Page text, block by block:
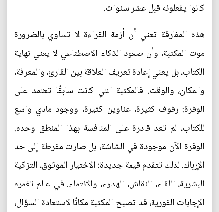
كانوا يفعلونه قبل عشر سنوات.
هذه المفارقة تعني أن أزمة القراءة لا تساوي بالضرورة
موت المكتبة، وأن صعود الذكاء الاصطناعي لا يعني نهاية
الكتاب، بل يعني إعادة تعريف العلاقة بين القارئ، والمعرفة،
والمكان، والوقت. فالمكتبة التي كانت سابقًا تعتمد على
الوفرة: رفوف كثيرة، عناوين كثيرة، ووجود مادي واسع
للكتاب، لم تعد قادرة على المنافسة بهذا المنطق وحده.
الوفرة الآن موجودة في الشاشة، بل صارت مفرطة إلى حد
الإرباك. لذلك تتقدم قيمة جديدة: الاختيار الموثوق، التزكية
البشرية، اللقاء، النقاش، الهدوء، والانتماء. في عالم تغمره
الإجابات الفورية، قد تصبح المكتبة مكانًا لاستعادة السؤال،